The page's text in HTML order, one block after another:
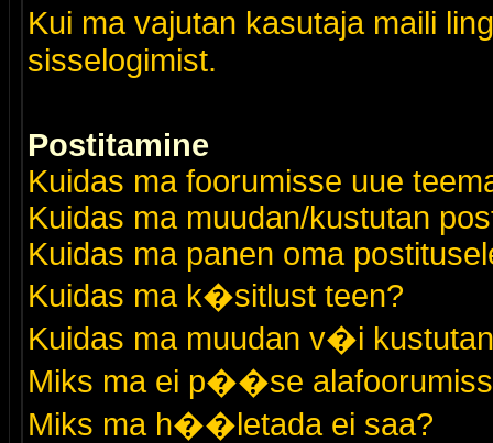
Kui ma vajutan kasutaja maili
sisselogimist.
Postitamine
Kuidas ma foorumisse uue
Kuidas ma muudan/kustutan
Kuidas ma panen oma
Kuidas ma k�sitlust teen?
Kuidas ma muudan v�i
Miks ma ei p��se
Miks ma h��letada ei saa?